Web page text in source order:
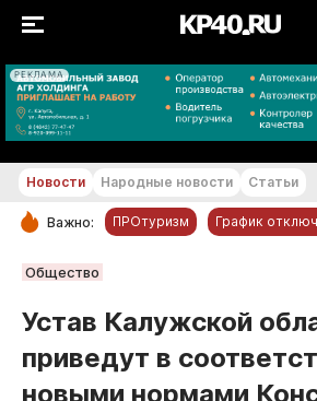
РЕКЛАМА
+17...+18
РУБРИКИ
Обнинск
Новости компаний
Статьи
Новости Народные новости Статьи
Важно: ПРОтуризм График
Общество
Устав Калужской
приведут в
новыми нормами